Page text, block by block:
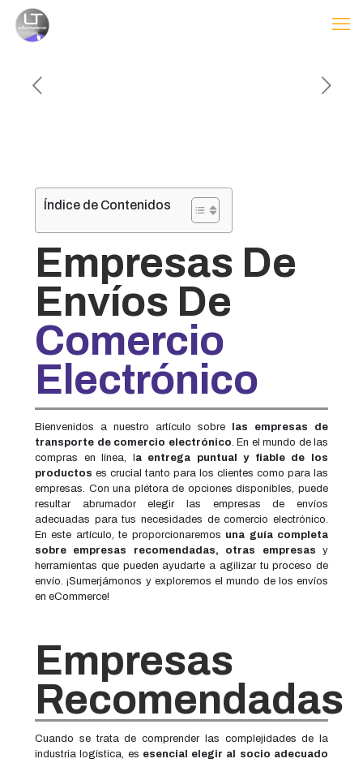
Índice de Contenidos
Empresas De
Envíos De
Comercio
Electrónico
Bienvenidos a nuestro artículo sobre las empresas de
transporte de comercio electrónico. En el mundo de las
compras en línea, l a entrega puntual y fiable de los
productos es crucial tanto para los clientes como para las
empresas. Con una plétora de opciones disponibles, puede
resultar abrumador elegir las empresas de envíos
adecuadas para tus necesidades de comercio electrónico.
En este artículo, te proporcionaremos una guía completa
sobre empresas recomendadas, otras empresas y
herramientas que pueden ayudarte a agilizar tu proceso de
envío. ¡Sumerjámonos y exploremos el mundo de los envíos
en eCommerce!
Empresas
Recomendadas
Cuando se trata de comprender las complejidades de la
industria logística, es esencial elegir al socio adecuado